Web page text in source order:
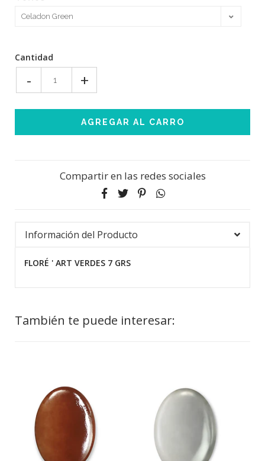
Cantidad
- +
Compartir en las redes sociales
Información del Producto
FLORÉ ' ART VERDES 7 GRS
También te puede interesar: